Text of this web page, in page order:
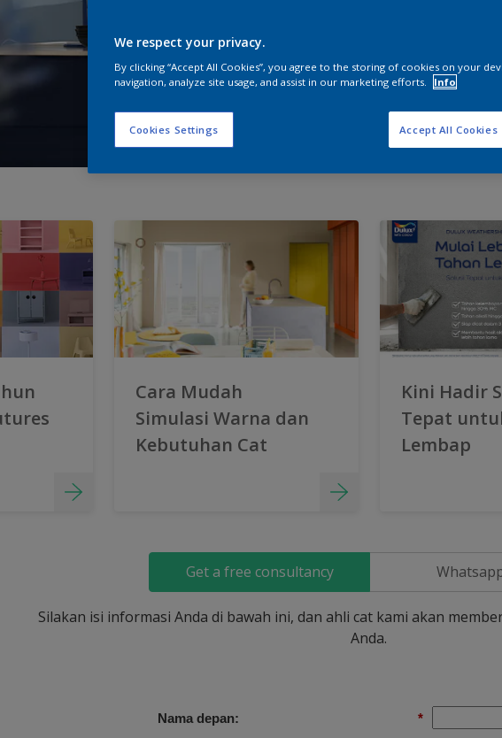
Cara Mudah
Simulasi Warna dan
Kebutuhan Cat
Kini Hadir
Tepat
Lembap
Get a free consultancy
Silakan isi informasi Anda di bawah ini, dan ahli cat kami akan
Anda.
We respect your privacy.
By clicking “Accept All Cookies”, you agree to the storing of cookies on your
navigation, analyze site usage, and assist in our marketing efforts.
Info
Cookies Settings Accept All Cookies